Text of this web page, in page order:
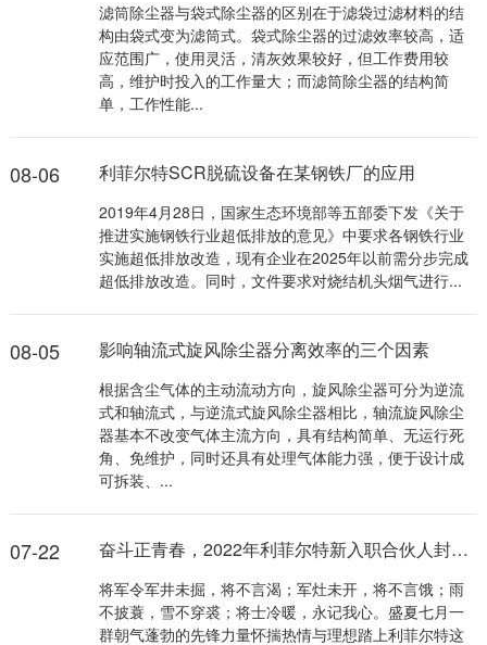
滤筒除尘器与袋式除尘器的区别在于滤袋过滤材料的结
构由袋式变为滤筒式。袋式除尘器的过滤效率较高，适
应范围广，使用灵活，清灰效果较好，但工作费用较
高，维护时投入的工作量大；而滤筒除尘器的结构简
单，工作性能...
08-06 利菲尔特SCR脱硫设备在某钢铁厂的应用
2019年4月28日，国家生态环境部等五部委下发《关于
推进实施钢铁行业超低排放的意见》中要求各钢铁行业
实施超低排放改造，现有企业在2025年以前需分步完成
超低排放改造。同时，文件要求对烧结机头烟气进行...
08-05 影响轴流式旋风除尘器分离效率的三个因素
根据含尘气体的主动流动方向，旋风除尘器可分为逆流
式和轴流式，与逆流式旋风除尘器相比，轴流旋风除尘
器基本不改变气体主流方向，具有结构简单、无运行死
角、免维护，同时还具有处理气体能力强，便于设计成
可拆装、...
07-22 奋斗正青春，2022年利菲尔特新入职合伙人封闭拓训圆满举办
将军令军井未掘，将不言渴；军灶未开，将不言饿；雨
不披蓑，雪不穿裘；将士冷暖，永记我心。盛夏七月一
群朝气蓬勃的先锋力量怀揣热情与理想踏上利菲尔特这